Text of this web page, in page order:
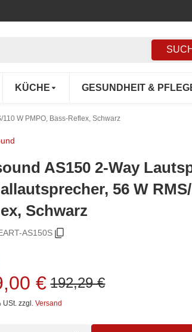
KÜCHE GESUNDHEIT &
W PMPO, Bass-Reflex, Schwarz
AS150 2-Way
56 W
Schwarz
AS150S
€ 192,29 €
USt. zzgl. Versand